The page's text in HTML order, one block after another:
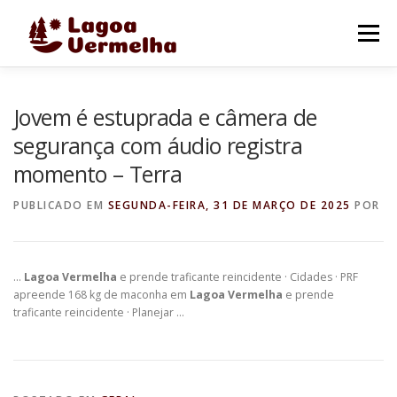
Menu
FALE CONOSCO
Jovem é estuprada e câmera de
segurança com áudio registra
momento – Terra
PUBLICADO EM SEGUNDA-FEIRA, 31 DE MARÇO DE 2025 POR
… Lagoa Vermelha e prende traficante reincidente · Cidades · PRF
apreende 168 kg de maconha em Lagoa Vermelha e prende
traficante reincidente · Planejar …